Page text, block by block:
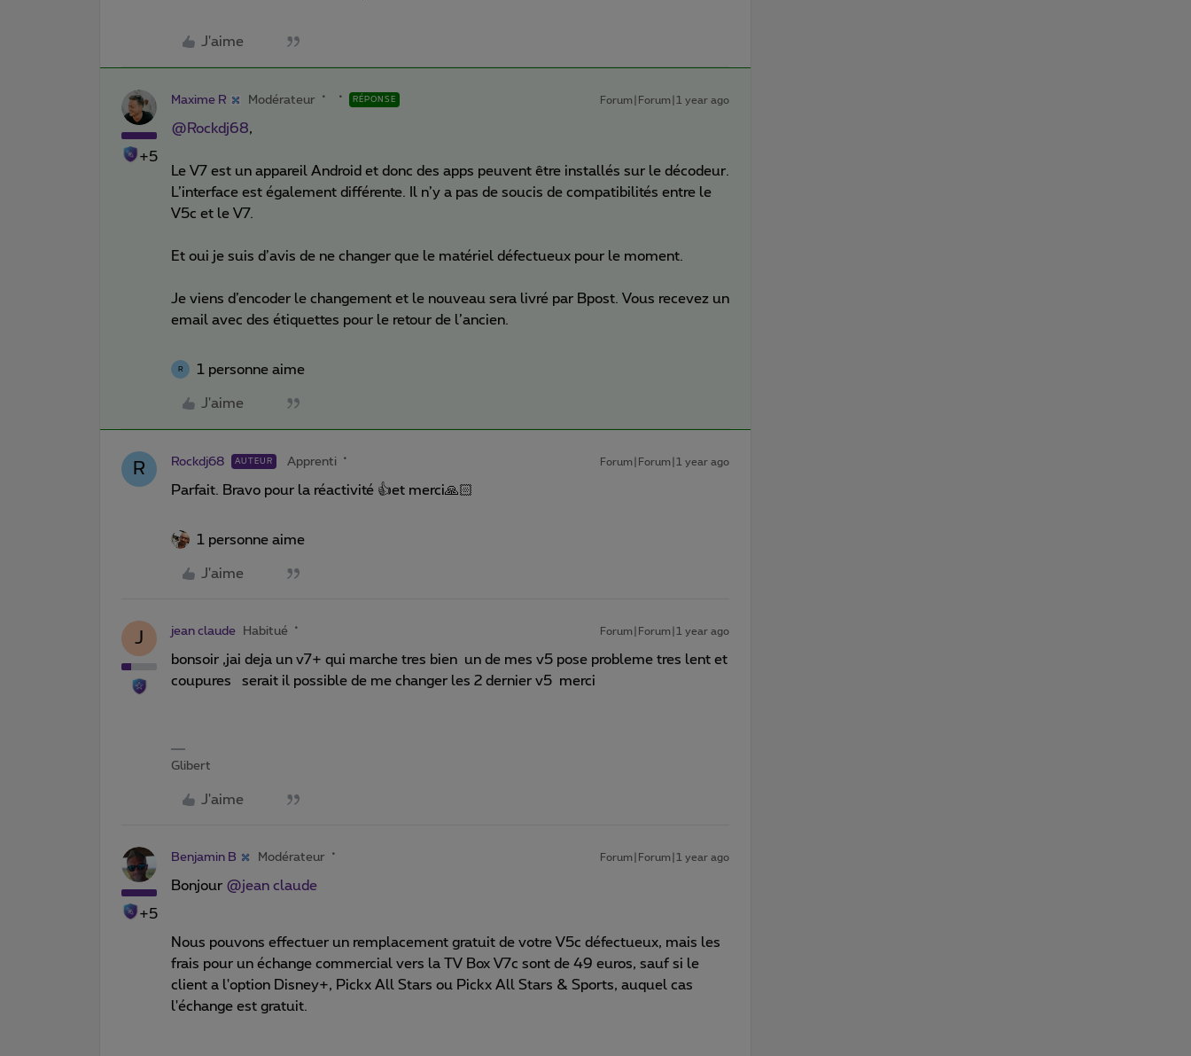
J'aime
+5
Maxime R Modérateur RÉPONSE Forum|Forum|1 year ago
@Rockdj68,
Le V7 est un appareil Android et donc des apps peuvent être installés sur le décodeur.
L’interface est également différente. Il n’y a pas de soucis de compatibilités entre le
V5c et le V7.
Et oui je suis d’avis de ne changer que le matériel défectueux pour le moment.
Je viens d’encoder le changement et le nouveau sera livré par Bpost. Vous recevez un
email avec des étiquettes pour le retour de l’ancien.
R 1 personne aime
J'aime
R Rockdj68 AUTEUR Apprenti Forum|Forum|1 year ago
Parfait. Bravo pour la réactivité 👍et merci🙏🏻
1 personne aime
J'aime
J jean claude Habitué Forum|Forum|1 year ago
bonsoir ,jai deja un v7+ qui marche tres bien un de mes v5 pose probleme tres lent et
coupures serait il possible de me changer les 2 dernier v5 merci
Glibert
J'aime
+5
Benjamin B Modérateur Forum|Forum|1 year ago
Bonjour ​ @jean claude
Nous pouvons effectuer un remplacement gratuit de votre V5c défectueux, mais les
frais pour un échange commercial vers la TV Box V7c sont de 49 euros, sauf si le
client a l'option Disney+, Pickx All Stars ou Pickx All Stars & Sports, auquel cas
l'échange est gratuit.